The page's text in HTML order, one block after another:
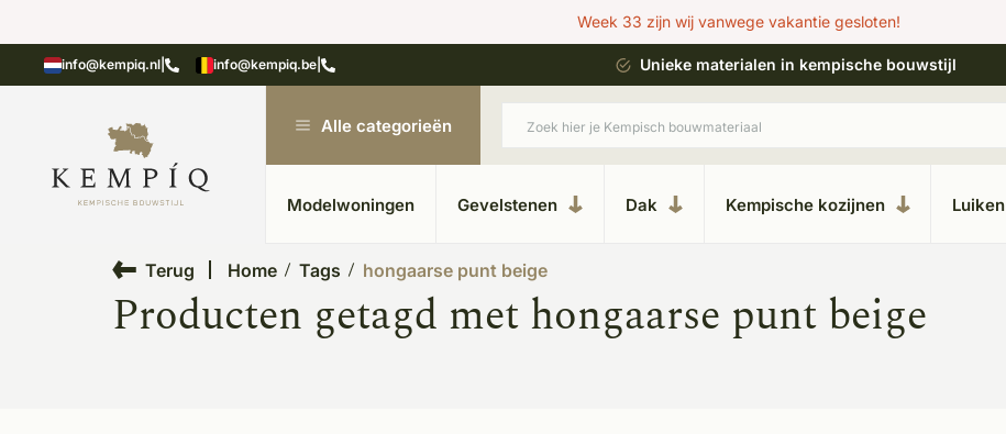
Week 33 zijn wij vanwege vakantie gesloten!
info@kempiq.nl info@kempiq.be
20 jaar ervaring Uitgebreide showroom in Kesteren Unieke materialen in kempische bouwstijl
Alle categorieën
Modelwoningen Gevelstenen Dak Kempische kozijnen Luiken
Terug Home Tags hongaarse punt beige
Producten getagd met hongaarse punt beige